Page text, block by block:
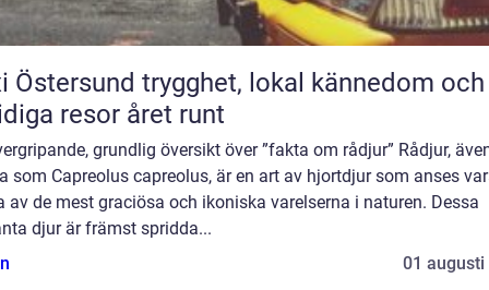
trygghet, lokal kännedom och
resor året runt
grundlig översikt över ”fakta om rådjur” Rådjur,
som Capreolus capreolus, är en art av hjortdjur som anses
av de mest graciösa och ikoniska varelserna i naturen. Dessa
djur är främst spridda...
01 augusti